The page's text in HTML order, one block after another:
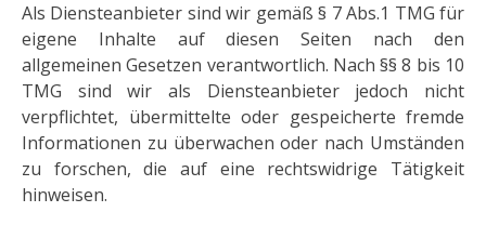
Als Diensteanbieter sind wir gemäß § 7 Abs.1 TMG für
eigene Inhalte auf diesen Seiten nach den
allgemeinen Gesetzen verantwortlich. Nach §§ 8 bis 10
TMG sind wir als Diensteanbieter jedoch nicht
verpflichtet, übermittelte oder gespeicherte fremde
Informationen zu überwachen oder nach Umständen
zu forschen, die auf eine rechtswidrige Tätigkeit
hinweisen.